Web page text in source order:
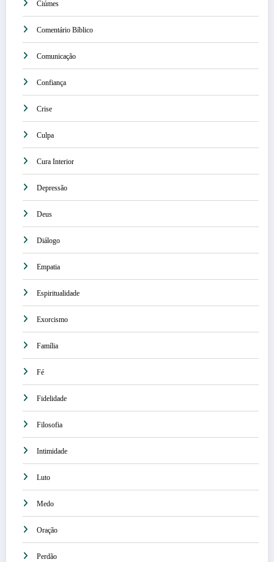
Ciúmes
Comentário Bíblico
Comunicação
Confiança
Crise
Culpa
Cura Interior
Depressão
Deus
Diálogo
Empatia
Espiritualidade
Exorcismo
Família
Fé
Fidelidade
Filosofia
Intimidade
Luto
Medo
Oração
Perdão